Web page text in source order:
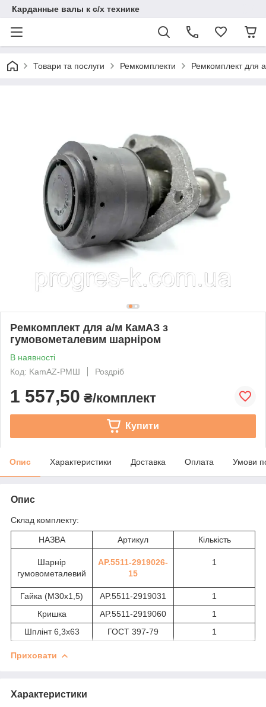
Карданные валы к с/х технике
Товари та послуги Ремкомплекти Ремкомплект для
Ремкомплект для а/м КамАЗ з
гумовометалевим шарніром
В наявності
Код: KamAZ-РМШ
Роздріб
1 557,50 ₴/комплект
Купити
Опис Характеристики Доставка Оплата Умови
Опис
Склад комплекту:
НАЗВА Артикул Кількість
Шарнір
гумовометалевий
AP.5511-2919026-
15
1
Гайка (М30х1,5) AP.5511-2919031
1
Кришка
AP.5511-2919060
1
Шплінт 6,3х63
ГОСТ 397-79 1
Приховати
Характеристики